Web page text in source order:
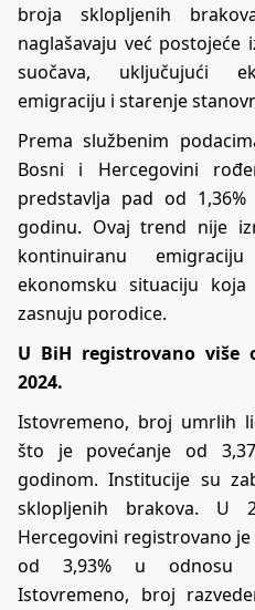
broja sklopljenih
naglašavaju već postojeće
suočava, uključujući
emigraciju i starenje
Prema službenim
Bosni i Hercegovini
predstavlja pad od
godinu. Ovaj trend nije
kontinuiranu
ekonomsku situaciju
zasnuju porodice.
U BiH registrovano više
2024.
Istovremeno, broj umrlih
što je povećanje od
godinom. Institucije su
sklopljenih brakova.
Hercegovini registrovano
od 3,93% u odnosu
Istovremeno, broj